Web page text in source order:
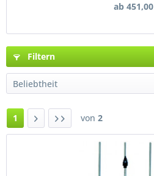
ab
Filtern
1 von 2